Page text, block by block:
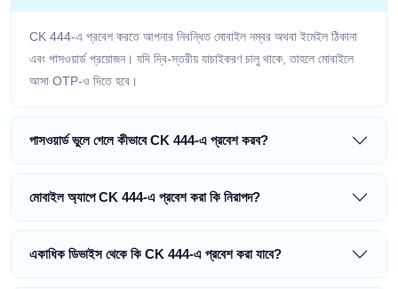
CK 444-এ প্রবেশ করতে আপনার নিবন্ধিত মোবাইল নম্বর অথবা ইমেইল ঠিকানা
এবং পাসওয়ার্ড প্রয়োজন। যদি দ্বি-স্তরীয় যাচাইকরণ চালু থাকে, তাহলে মোবাইলে
আসা OTP-ও দিতে হবে।
পাসওয়ার্ড ভুলে গেলে কীভাবে CK 444-এ প্রবেশ করব?
মোবাইল অ্যাপে CK 444-এ প্রবেশ করা কি নিরাপদ?
একাধিক ডিভাইস থেকে কি CK 444-এ প্রবেশ করা যাবে?